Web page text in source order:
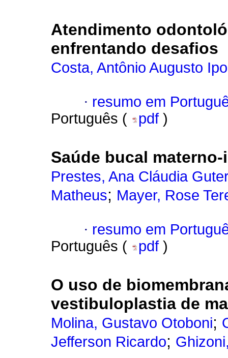
Atendimento
enfrentando desafios
Costa, Antônio Augusto
· resumo em
Português (
pdf )
Saúde bucal
Prestes, Ana Cláudia
Matheus; Mayer, Rose
· resumo em
Português (
pdf )
O uso de
vestibuloplastia de
Molina, Gustavo Otoboni;
Jefferson Ricardo;